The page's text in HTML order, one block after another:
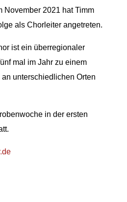
November 2021 hat Timm
als Chorleiter angetreten.
ist ein überregionaler
mal im Jahr zu einem
unterschiedlichen Orten
in der ersten